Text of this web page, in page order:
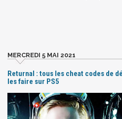
MERCREDI 5 MAI 2021
Returnal : tous les cheat codes de
les faire sur PS5